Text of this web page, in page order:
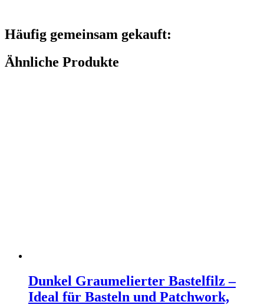
Häufig gemeinsam gekauft:
Ähnliche Produkte
Dunkel Graumelierter Bastelfilz –
Ideal für Basteln und Patchwork,